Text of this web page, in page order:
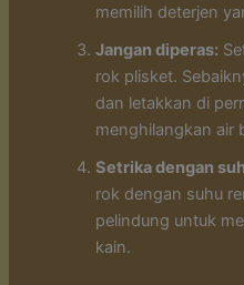
memilih deterjen
Jangan diperas:
rok plisket.
dan letakkan di
menghilangkan air
Setrika dengan
rok dengan suhu
pelindung untuk
kain.